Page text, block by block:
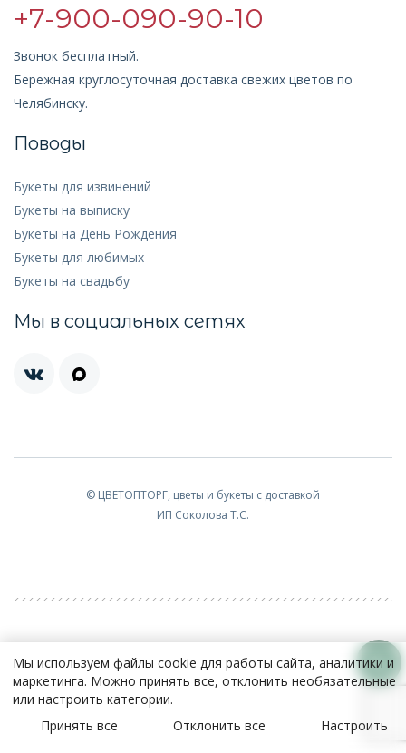
+7-900-090-90-10
Звонок бесплатный.
Бережная круглосуточная доставка свежих цветов по
Челябинску.
Поводы
Букеты для извинений
Букеты на выписку
Букеты на День Рождения
Букеты для любимых
Букеты на свадьбу
Мы в социальных сетях
© ЦВЕТОПТОРГ, цветы и букеты с доставкой
ИП Соколова Т.С.
Мы используем файлы cookie для работы сайта, аналитики и
маркетинга. Можно принять все, отклонить необязательные
или настроить категории.
Принять все
Отклонить все Настроить